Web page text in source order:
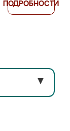
ПОДРОБНОСТИ
▼